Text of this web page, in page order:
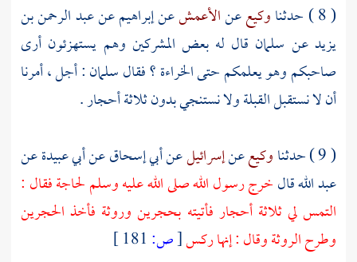
( 8 ) حدثنا
وكيععنالأعمشعنإبراهيمعنعبد الرحمن بن
يزيدعن سلمان قال له بعض المشركين وهم يستهزئون أرى
صاحبكم وهو يعلمكم حتى الخراءة ؟ فقالسلمان: أجل ، أمرنا
أن لا نستقبل القبلة ولا نستنجي بدون ثلاثة أحجار .
( 9 ) حدثنا
وكيععنإسرائيلعنأبي إسحاقعنأبي عبيدةعن
عبد اللهقالخرج رسول الله صلى الله عليه وسلم لحاجة فقال :
التمس لي ثلاثة أحجار فأتيته بحجرين وروثة فأخذ الحجرين
وطرح الروثة وقال : إنها ركس[ص: